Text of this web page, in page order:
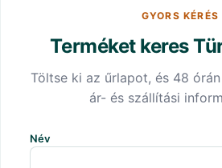
GYORS KÉRÉS
Terméket keres
Töltse ki az űrlapot, és 48
ár- és szállítási
Név